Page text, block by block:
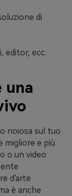
di
editor, ecc.
una
noiosa sul tuo
migliore e più
o un video
d'arte
è anche